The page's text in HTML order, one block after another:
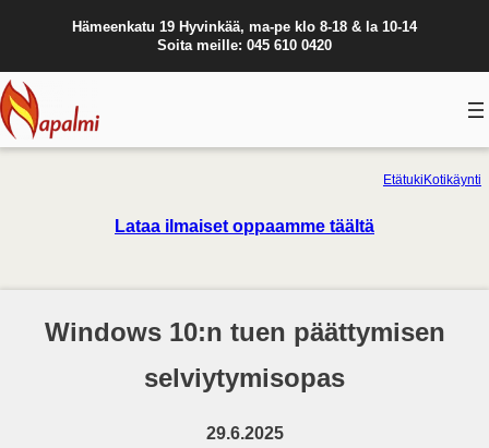
Hämeenkatu 19 Hyvinkää, ma-pe klo 8-18 & la 10-14
Soita meille: 045 610 0420
Etätuki Kotikäynti
Lataa ilmaiset oppaamme täältä
Windows 10:n tuen päättymisen
selviytymisopas
29.6.2025